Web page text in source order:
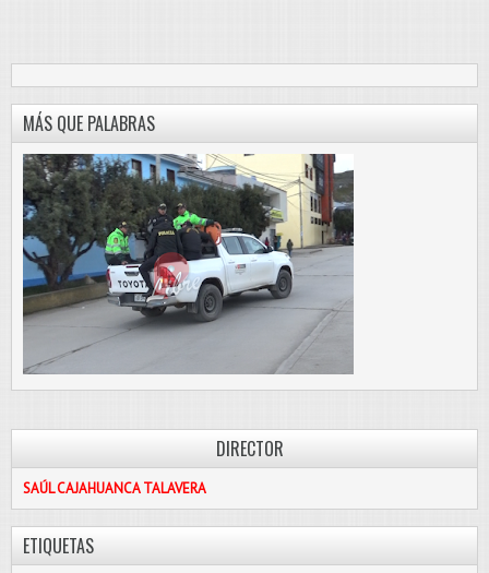
MÁS QUE PALABRAS
DIRECTOR
SAÚL CAJAHUANCA TALAVERA
ETIQUETAS